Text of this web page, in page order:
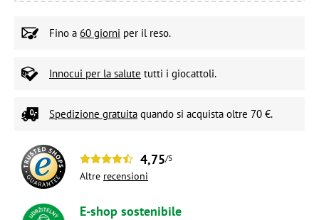
Fino a 60 giorni per il reso.
Innocui per la salute tutti i giocattoli.
Spedizione gratuita quando si acquista oltre 70 €.
4,75/5
Altre recensioni
E-shop sostenibile